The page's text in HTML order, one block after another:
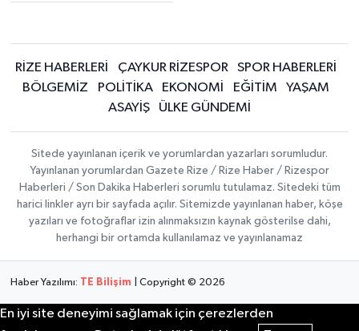
RİZE HABERLERİ ÇAYKUR RİZESPOR
SPOR HABERLERİ
BÖLGEMİZ
POLİTİKA EKONOMİ EĞİTİM
YAŞAM
ASAYİŞ
ÜLKE GÜNDEMİ
Sitede yayınlanan içerik ve yorumlardan yazarları sorumludur.
Yayınlanan yorumlardan Gazete Rize / Rize Haber / Rizespor
Haberleri / Son Dakika Haberleri sorumlu tutulamaz. Sitedeki tüm
harici linkler ayrı bir sayfada açılır. Sitemizde yayınlanan haber, köşe
yazıları ve fotoğraflar izin alınmaksızın kaynak gösterilse dahi,
herhangi bir ortamda kullanılamaz ve yayınlanamaz
Haber Yazılımı: TE Bilişim | Copyright © 2026
En iyi site deneyimi sağlamak için çerezlerden